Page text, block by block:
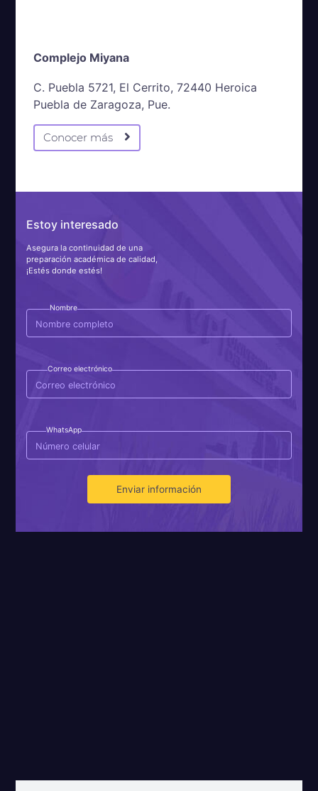
Complejo Miyana
C. Puebla 5721, El Cerrito, 72440 Heroica
Puebla de Zaragoza, Pue.
Conocer más
Estoy interesado
Asegura la continuidad de una
preparación académica de calidad,
¡Estés donde estés!
Nombre
Correo electrónico
WhatsApp
Enviar información